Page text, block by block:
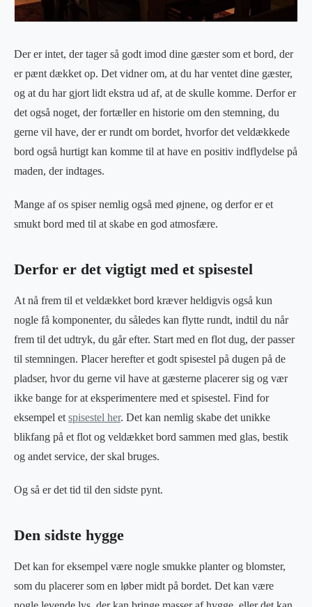
Der er intet, der tager så godt imod dine gæster som et bord, der
er pænt dækket op. Det vidner om, at du har ventet dine gæster,
og at du har gjort lidt ekstra ud af, at de skulle komme. Derfor er
det også noget, der fortæller en historie om den stemning, du
gerne vil have, der er rundt om bordet, hvorfor det veldækkede
bord også hurtigt kan komme til at have en positiv indflydelse på
maden, der indtages.
Mange af os spiser nemlig også med øjnene, og derfor er et
smukt bord med til at skabe en god atmosfære.
Derfor er det vigtigt med et spisestel
At nå frem til et veldækket bord kræver heldigvis også kun
nogle få komponenter, du således kan flytte rundt, indtil du når
frem til det udtryk, du går efter. Start med en flot dug, der passer
til stemningen. Placer herefter et godt spisestel på dugen på de
pladser, hvor du gerne vil have at gæsterne placerer sig og vær
ikke bange for at eksperimentere med et spisestel. Find for
eksempel et spisestel her. Det kan nemlig skabe det unikke
blikfang på et flot og veldækket bord sammen med glas, bestik
og andet service, der skal bruges.
Og så er det tid til den sidste pynt.
Den sidste hygge
Det kan for eksempel være nogle smukke planter og blomster,
som du placerer som en løber midt på bordet. Det kan være